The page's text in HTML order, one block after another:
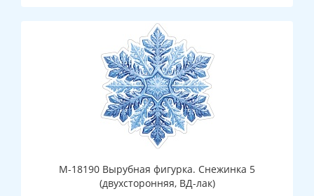
М-18190 Вырубная фигурка. Снежинка 5
(двухсторонняя, ВД-лак)